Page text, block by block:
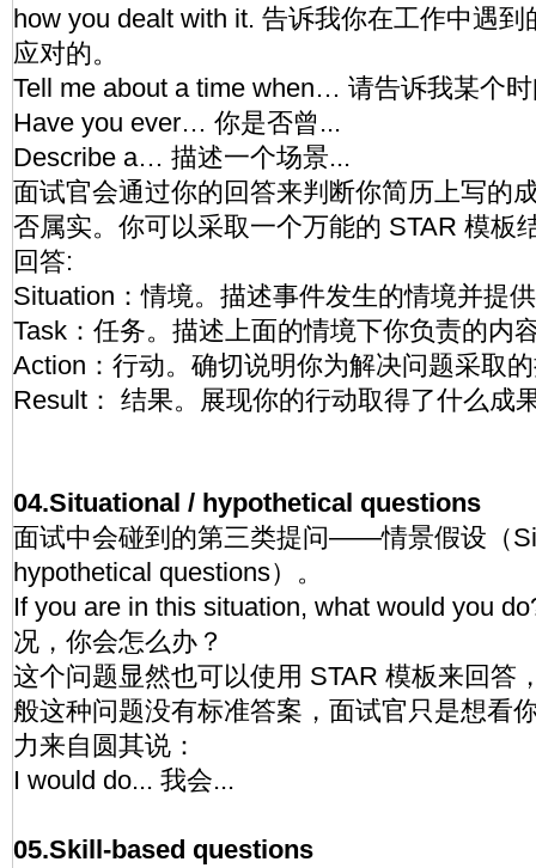
how you dealt with it. 告诉我你在工作中遇
应对的。
Tell me about a time when… 请告诉我某个
Have you ever… 你是否曾...
Describe a… 描述一个场景...
面试官会通过你的回答来判断你简历上写的
否属实。你可以采取一个万能的 STAR 模板
回答:
Situation：情境。描述事件发生的情境并提
Task：任务。描述上面的情境下你负责的内
Action：行动。确切说明你为解决问题采取
Result： 结果。展现你的行动取得了什么成
04.Situational / hypothetical questions
面试中会碰到的第三类提问——情景假设（
hypothetical questions）。
If you are in this situation, what would you
况，你会怎么办？
这个问题显然也可以使用 STAR 模板来回答
般这种问题没有标准答案，面试官只是想看
力来自圆其说：
I would do... 我会...
05.Skill-based questions